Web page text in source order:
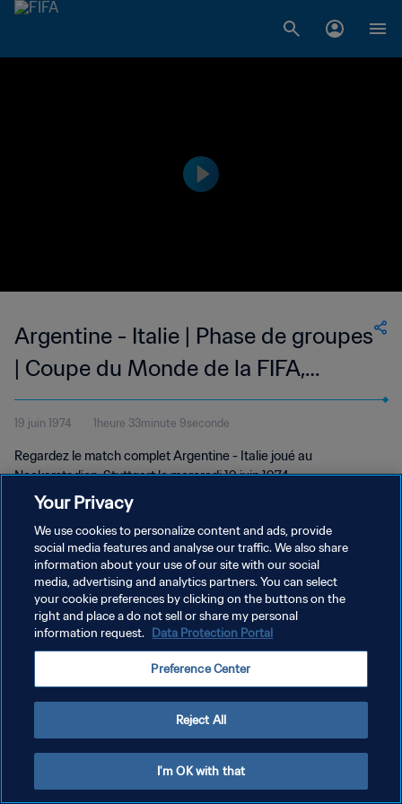
Argentine - Italie | Phase de groupes
| Coupe du Monde de la FIFA,
Allemagne 1974™ | Match complet
19 juin 1974 1heure 33minute 9seconde
Regardez le match complet Argentine - Italie joué au
Neckarstadion, Stuttgart le mercredi 19 juin 1974.
POLITIQUE DE CONFIDENTIALITÉ
CONDITIONS D'UTILISATION
GÉRER VOS PRÉFÉRENCES SUR LES COOKIES
Your Privacy
We use cookies to personalize content and ads, provide
social media features and analyse our traffic. We also share
information about your use of our site with our social
media, advertising and analytics partners. You can select
your cookie preferences by clicking on the buttons on the
right and place a do not sell or share my personal
information request. Data Protection Portal
Preference Center
Reject All
I'm OK with that